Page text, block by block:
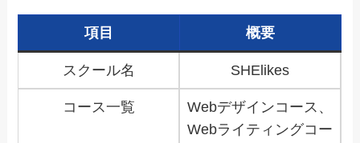
項目 概要
スクール名 SHElikes
コース一覧
Webデザインコース、
Webライティングコー